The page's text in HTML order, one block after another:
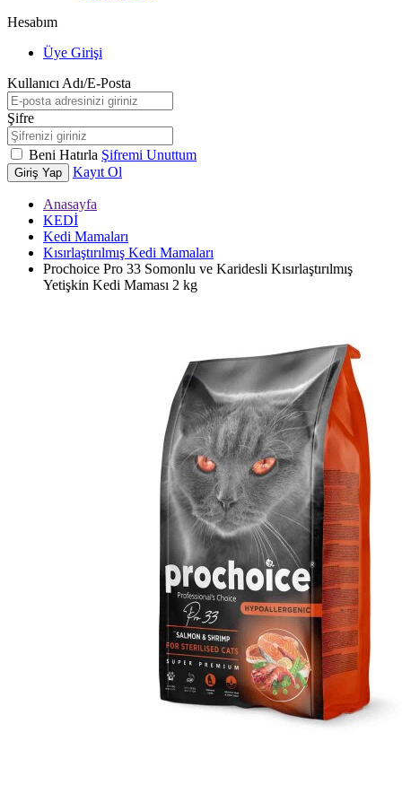
Hesabım
Üye Girişi
Kullanıcı Adı/E-Posta
Şifre
Beni Hatırla Şifremi Unuttum
Giriş Yap Kayıt Ol
Anasayfa
KEDİ
Kedi Mamaları
Kısırlaştırılmış Kedi Mamaları
Prochoice Pro 33 Somonlu ve Karidesli Kısırlaştırılmış
Yetişkin Kedi Maması 2 kg